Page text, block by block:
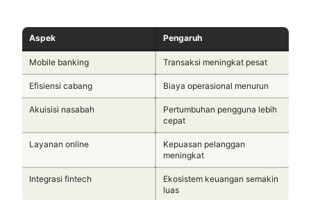
Aspek Pengaruh
Mobile banking Transaksi meningkat pesat
Efisiensi cabang Biaya operasional menurun
Akuisisi nasabah
Pertumbuhan pengguna lebih
cepat
Layanan online
Kepuasan pelanggan
meningkat
Integrasi fintech
Ekosistem keuangan semakin
luas